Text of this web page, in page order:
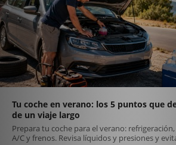
Tu coche en verano: los 5 puntos que
de un viaje largo
Prepara tu coche para el verano:
A/C y frenos. Revisa líquidos y presiones y